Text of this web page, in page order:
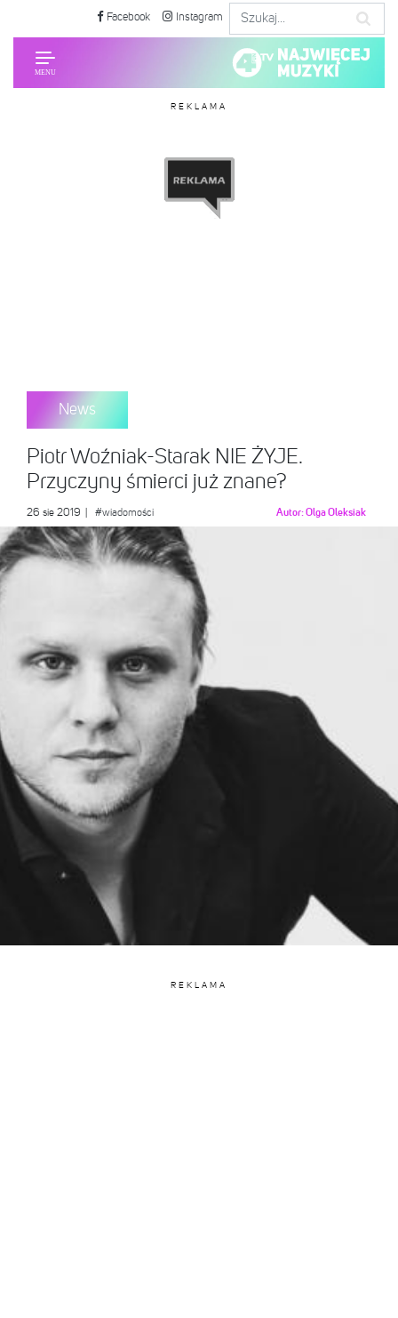
Facebook Instagram
REKLAMA
News
Piotr Woźniak-Starak NIE ŻYJE.
Przyczyny śmierci już znane?
26 sie 2019 #wiadomości Autor:Olga Oleksiak
REKLAMA